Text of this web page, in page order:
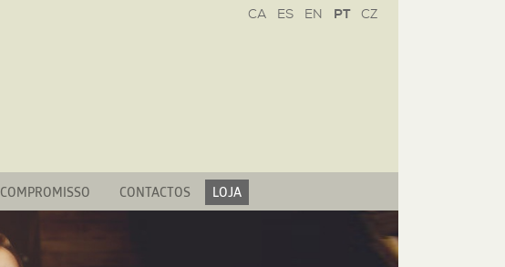
CZ
COMPROMISSO CONTACTOS LOJA